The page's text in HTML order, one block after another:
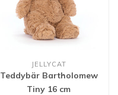
JELLYCAT
Teddybär Bartholomew
Tiny 16 cm